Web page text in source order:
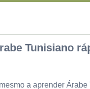
Tunisiano
a aprender Árabe